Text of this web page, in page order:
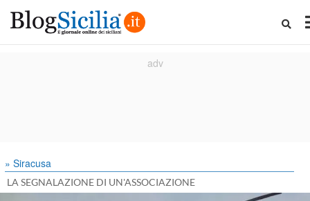
» Siracusa
LA SEGNALAZIONE DI UN'ASSOCIAZIONE